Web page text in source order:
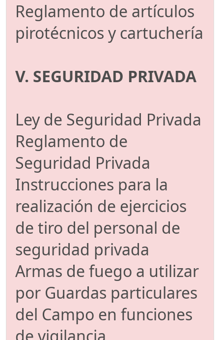
Reglamento de artículos
pirotécnicos y cartuchería
V. SEGURIDAD PRIVADA
Ley de Seguridad Privada
Reglamento de
Seguridad Privada
Instrucciones para la
realización de ejercicios
de tiro del personal de
seguridad privada
Armas de fuego a utilizar
por Guardas particulares
del Campo en funciones